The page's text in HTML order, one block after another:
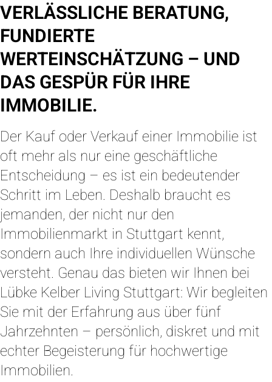
VERLÄSSLICHE BERATUNG,
FUNDIERTE
WERTEINSCHÄTZUNG – UND
DAS GESPÜR FÜR IHRE
IMMOBILIE.
Der Kauf oder Verkauf einer Immobilie ist
oft mehr als nur eine geschäftliche
Entscheidung – es ist ein bedeutender
Schritt im Leben. Deshalb braucht es
jemanden, der nicht nur den
Immobilienmarkt in Stuttgart kennt,
sondern auch Ihre individuellen Wünsche
versteht. Genau das bieten wir Ihnen bei
Lübke Kelber Living Stuttgart: Wir begleiten
Sie mit der Erfahrung aus über fünf
Jahrzehnten – persönlich, diskret und mit
echter Begeisterung für hochwertige
Immobilien.